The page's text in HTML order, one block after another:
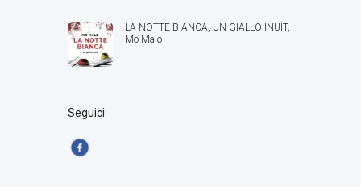
LA NOTTE BIANCA, UN GIALLO INUIT,
Mo Malo
Seguici